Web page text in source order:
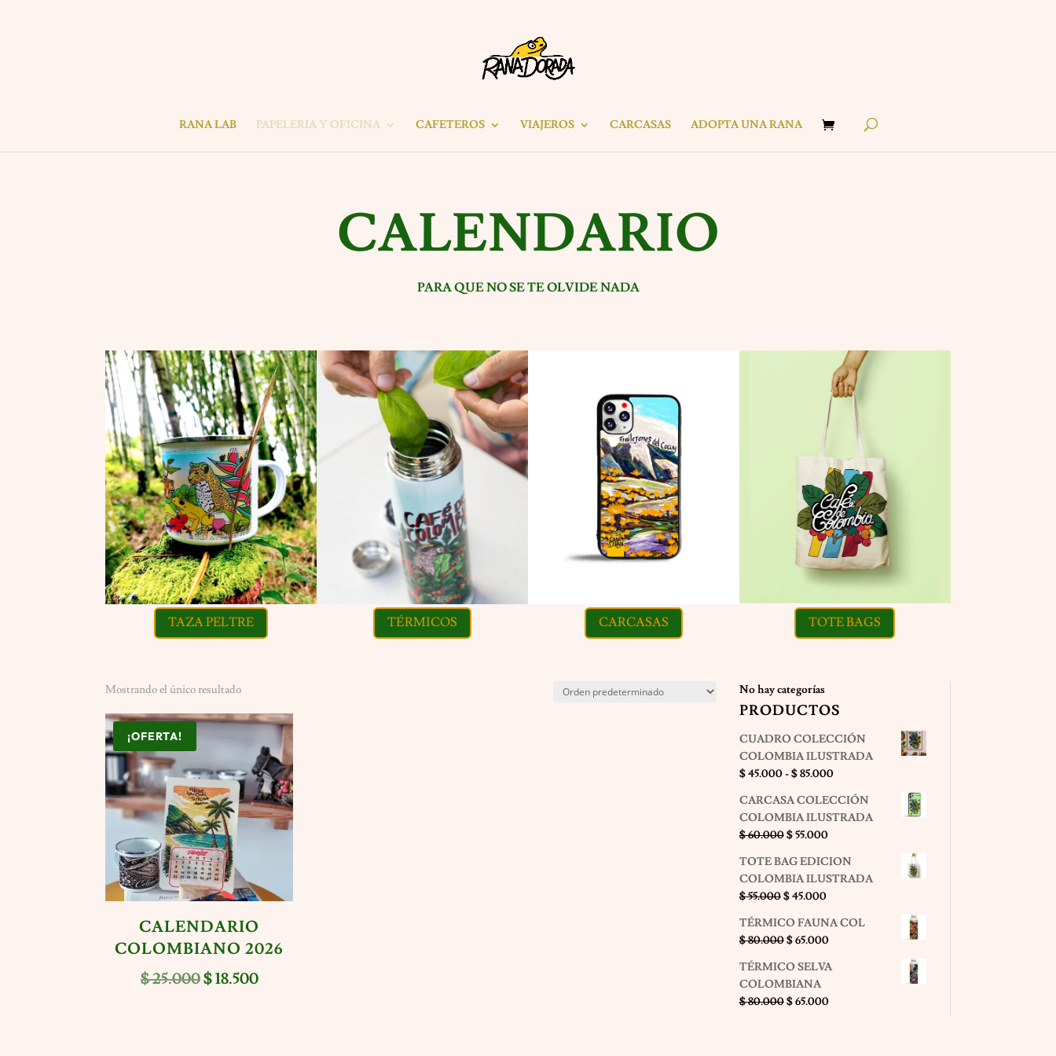
RANA LAB PAPELERIA Y OFICINA CAFETEROS VIAJEROS CARCASAS ADOPTA UNA RANA
CALENDARIO
PARA QUE NO SE TE OLVIDE NADA
TAZA PELTRE TÉRMICOS CARCASAS TOTE BAGS
Mostrando el único resultado
¡OFERTA!
CALENDARIO
COLOMBIANO 2026
$25.000El
$18.500El
No hay categorías
PRODUCTOS
CUADRO COLECCIÓN
COLOMBIA ILUSTRADA
$45.000-$85.000Rango
precios:
desde
hasta
$ 85.000
CARCASA COLECCIÓN
COLOMBIA ILUSTRADA
$60.000El
original
era:
$ 60.000.
$55.000El
actual
es:
TOTE BAG EDICION
COLOMBIA ILUSTRADA
$55.000El
original
era:
$ 55.000.
$45.000El
actual
es:
$ 45.000.
TÉRMICO FAUNA COL
$80.000El
original
era:
$ 80.000.
$65.000El
actual
$ 65.000.
TÉRMICO SELVA
COLOMBIANA
$80.000El
$65.000El